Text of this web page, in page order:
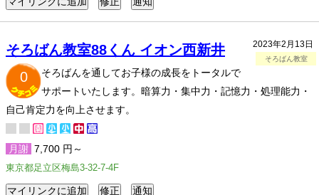
2023年2月13日
そろばん教室
そろばん教室88くん イオン西新井
0
そろばんを通してお子様の成長をトータルで
サポートいたします。暗算力・集中力・記憶力・処理能力・
自己肯定力を向上させます。
月謝 7,700 円～
東京都足立区梅島3-32-7-4F